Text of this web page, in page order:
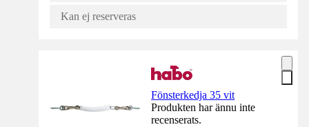
Kan ej reserveras
Fönsterkedja 35 vit
Produkten har ännu inte
recenserats.